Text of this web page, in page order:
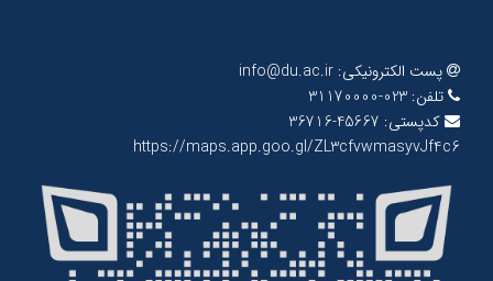
پست الکترونیکی: info@du.ac.ir
تلفن: 023-31170000
کدپستی: 45667-36716
https://maps.app.goo.gl/ZL3cfvwmasyvJf4c6